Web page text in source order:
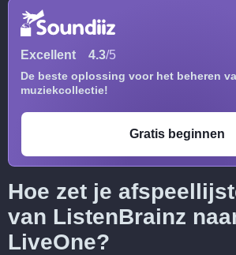
Excellent 4.3/5
De beste oplossing voor het beheren
muziekcollectie!
Gratis beginnen
Hoe zet je
van ListenBrainz
LiveOne?